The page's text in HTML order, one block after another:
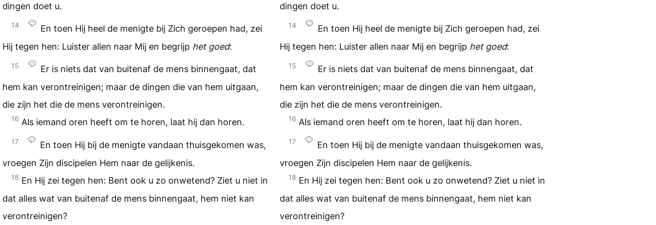
dingen doet u.
14
En toen Hij heel de menigte bij Zich geroepen had, zei
Hij tegen hen: Luister allen naar Mij en begrijp het goed:
15
Er is niets dat van buitenaf de mens binnengaat, dat
hem kan verontreinigen; maar de dingen die van hem uitgaan,
die zijn het die de mens verontreinigen.
16 Als iemand oren heeft om te horen, laat hij dan horen.
17
En toen Hij bij de menigte vandaan thuisgekomen was,
vroegen Zijn discipelen Hem naar de gelijkenis.
18 En Hij zei tegen hen: Bent ook u zo onwetend? Ziet u niet in
dat alles wat van buitenaf de mens binnengaat, hem niet kan
verontreinigen?
dingen doet u.
14
En toen Hij heel de menigte bij Zich geroepen had, zei
Hij tegen hen: Luister allen naar Mij en begrijp het goed:
15
Er is niets dat van buitenaf de mens binnengaat, dat
hem kan verontreinigen; maar de dingen die van hem uitgaan,
die zijn het die de mens verontreinigen.
16 Als iemand oren heeft om te horen, laat hij dan horen.
17
En toen Hij bij de menigte vandaan thuisgekomen was,
vroegen Zijn discipelen Hem naar de gelijkenis.
18 En Hij zei tegen hen: Bent ook u zo onwetend? Ziet u niet in
dat alles wat van buitenaf de mens binnengaat, hem niet kan
verontreinigen?